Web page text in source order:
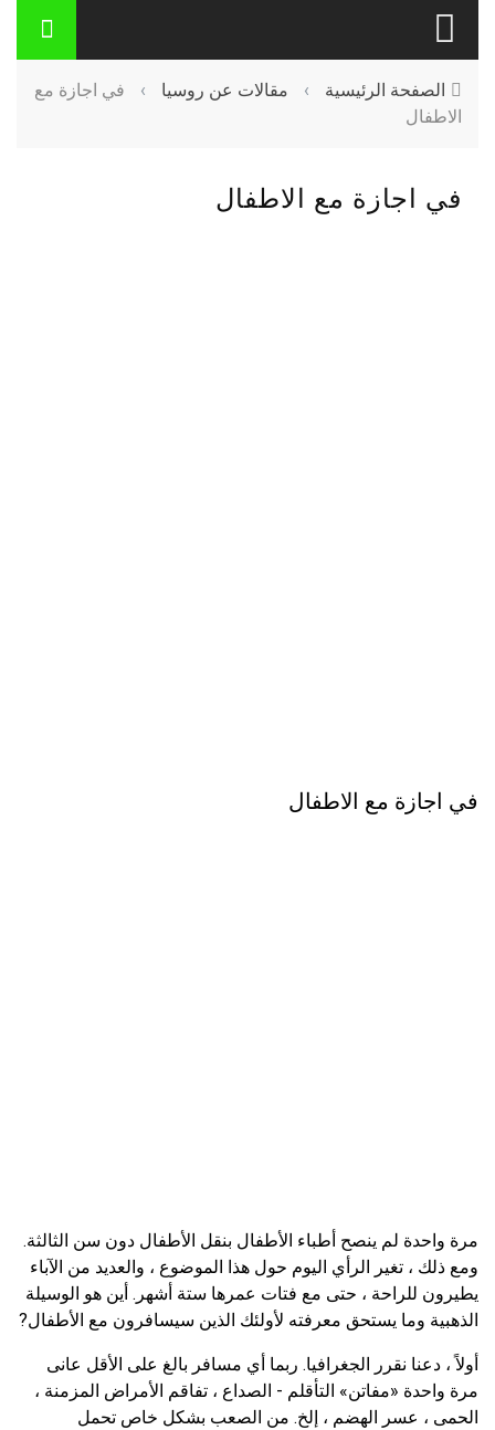
الصفحة الرئيسية › مقالات عن روسيا ›
في اجازة مع
الاطفال
في اجازة مع الاطفال
في اجازة مع الاطفال
مرة واحدة لم ينصح أطباء الأطفال بنقل الأطفال دون سن الثالثة.
ومع ذلك ، تغير الرأي اليوم حول هذا الموضوع ، والعديد من الآباء
يطيرون للراحة ، حتى مع فتات عمرها ستة أشهر. أين هو الوسيلة
الذهبية وما يستحق معرفته لأولئك الذين سيسافرون مع الأطفال?
أولاً ، دعنا نقرر الجغرافيا. ربما أي مسافر بالغ على الأقل عانى
مرة واحدة «مفاتن» التأقلم - الصداع ، تفاقم الأمراض المزمنة ،
الحمى ، عسر الهضم ، إلخ. من الصعب بشكل خاص تحمل